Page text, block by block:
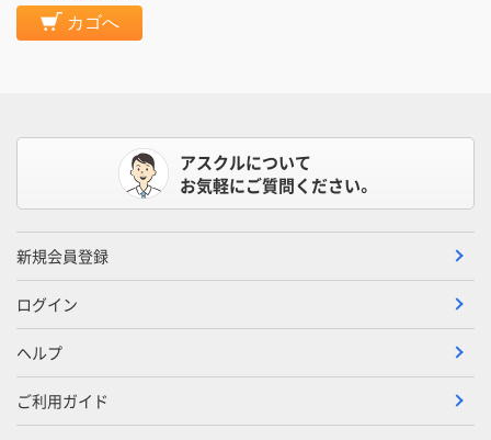
カゴへ
アスクルについて
お気軽にご質問ください。
新規会員登録
ログイン
ヘルプ
ご利用ガイド